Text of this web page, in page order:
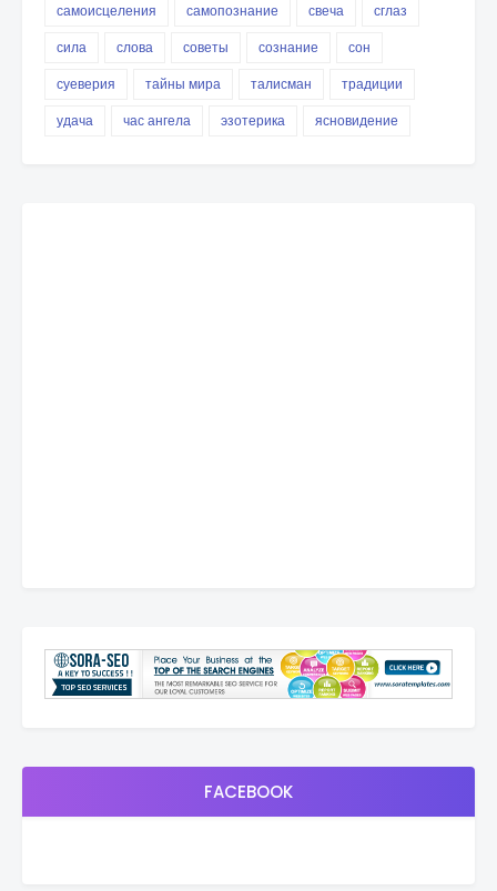
самоисцеления
самопознание свеча
сглаз
сила
слова советы сознание
сон
суеверия
тайны мира талисман
традиции
удача
час ангела эзотерика ясновидение
FACEBOOK